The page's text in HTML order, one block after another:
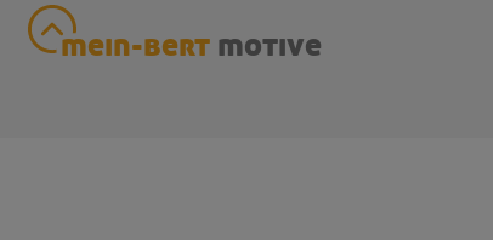
mein-bert motive